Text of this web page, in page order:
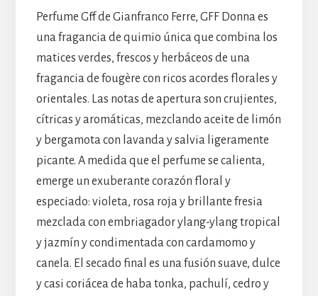
Perfume Gff de Gianfranco Ferre, GFF Donna es
una fragancia de quimio única que combina los
matices verdes, frescos y herbáceos de una
fragancia de fougère con ricos acordes florales y
orientales. Las notas de apertura son crujientes,
cítricas y aromáticas, mezclando aceite de limón
y bergamota con lavanda y salvia ligeramente
picante. A medida que el perfume se calienta,
emerge un exuberante corazón floral y
especiado: violeta, rosa roja y brillante fresia
mezclada con embriagador ylang-ylang tropical
y jazmín y condimentada con cardamomo y
canela. El secado final es una fusión suave, dulce
y casi coriácea de haba tonka, pachulí, cedro y